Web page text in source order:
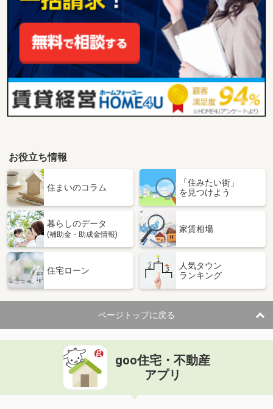
お役立ち情報
住まいのコラム
「住みたい街」
を見つけよう
暮らしのデータ
(補助金・助成金情報)
家賃相場
住宅ローン
人気タウン
ランキング
ページトップに戻る
goo住宅・不動産
アプリ